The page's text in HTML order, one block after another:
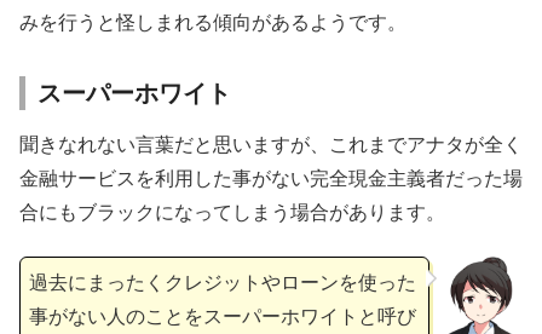
みを行うと怪しまれる傾向があるようです。
スーパーホワイト
聞きなれない言葉だと思いますが、これまでアナタが全く
金融サービスを利用した事がない完全現金主義者だった場
合にもブラックになってしまう場合があります。
過去にまったくクレジットやローンを使った
事がない人のことをスーパーホワイトと呼び